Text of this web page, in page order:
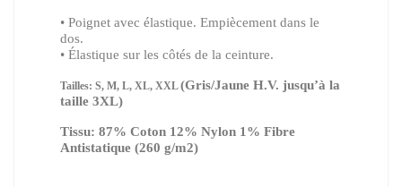
• Poignet avec élastique. Empiècement dans le
dos.
• Élastique sur les côtés de la ceinture.
Tailles: S, M, L, XL, XXL(Gris/Jaune H.V. jusqu’à la
taille 3XL)
Tissu: 87% Coton 12% Nylon 1% Fibre
Antistatique (260 g/m2)